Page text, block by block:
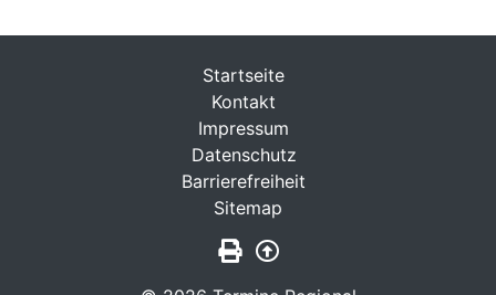
Startseite
Kontakt
Impressum
Datenschutz
Barrierefreiheit
Sitemap
Seite drucken
Zurück nach oben